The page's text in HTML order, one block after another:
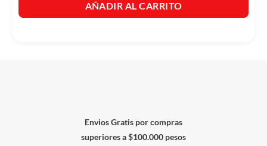
AÑADIR AL CARRITO
Envios Gratis por compras
superiores a $100.000 pesos